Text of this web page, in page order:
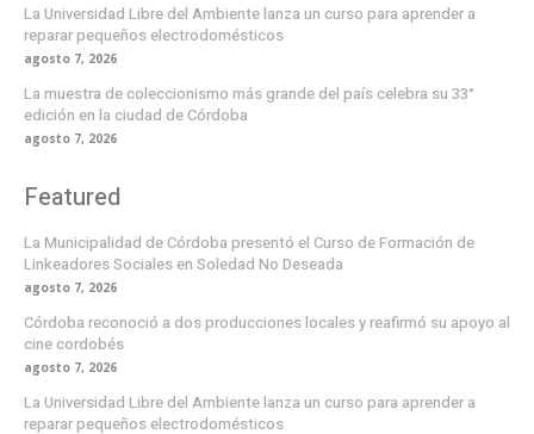
La Universidad Libre del Ambiente lanza un curso para aprender a
reparar pequeños electrodomésticos
agosto 7, 2026
La muestra de coleccionismo más grande del país celebra su 33°
edición en la ciudad de Córdoba
agosto 7, 2026
Featured
La Municipalidad de Córdoba presentó el Curso de Formación de
Linkeadores Sociales en Soledad No Deseada
agosto 7, 2026
Córdoba reconoció a dos producciones locales y reafirmó su apoyo al
cine cordobés
agosto 7, 2026
La Universidad Libre del Ambiente lanza un curso para aprender a
reparar pequeños electrodomésticos